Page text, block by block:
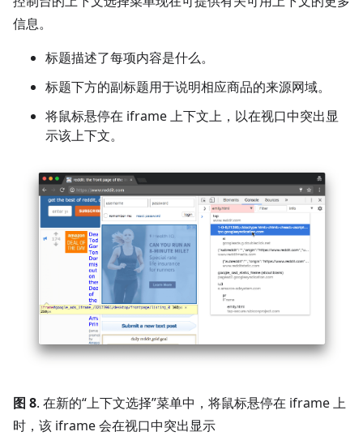
信息。
标题描述了每项内容是什么。
标题下方的副标题用于说明相应商品的来源网域。
将鼠标悬停在 iframe 上下文上，以在视口中突出显
示该上下文。
图 8. 在新的“上下文选择”菜单中，将鼠标悬停在 iframe 上
时，该 iframe 会在视口中突出显示